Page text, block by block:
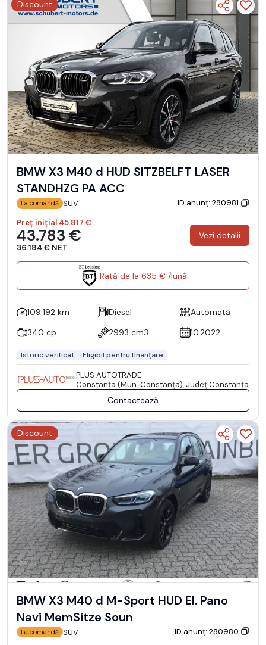
Discount
BMW X3 M40 d HUD SITZBELFT LASER
STANDHZG PA ACC
La comandă SUV
ID anunț: 280981
Preț inițial45.817 €
43.783 €
36.184 € NET
Vezi detalii
Rată de la 635 € /lună
109.192 km Diesel
Automată
340 cp
2993 cm3 10.2022
Istoric verificat Eligibil pentru finanțare
PLUS AUTOTRADE
Constanţa (Mun. Constanţa), Județ Constanţa
Contactează
Discount
BMW X3 M40 d M-Sport HUD El. Pano
Navi MemSitze Soun
La comandă SUV
ID anunț: 280980